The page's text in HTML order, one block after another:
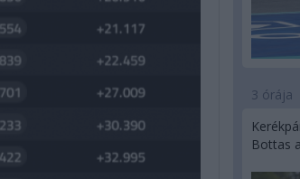
3 órája
Bottas